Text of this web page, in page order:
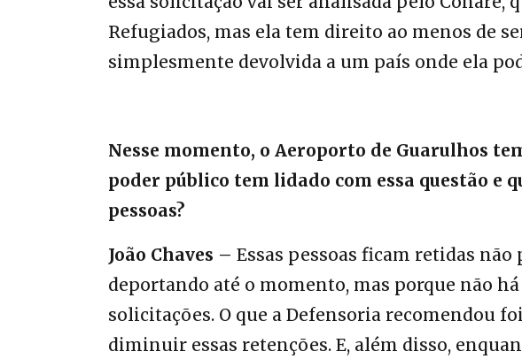
Refugiados, mas ela tem direito ao menos de
simplesmente devolvida a um país onde ela
Nesse momento, o Aeroporto de Guarulhos
poder público tem lidado com essa questão e
pessoas?
João Chaves – Essas pessoas ficam retidas
deportando até o momento, mas porque não
solicitações. O que a Defensoria recomendou
diminuir essas retenções. E, além disso,